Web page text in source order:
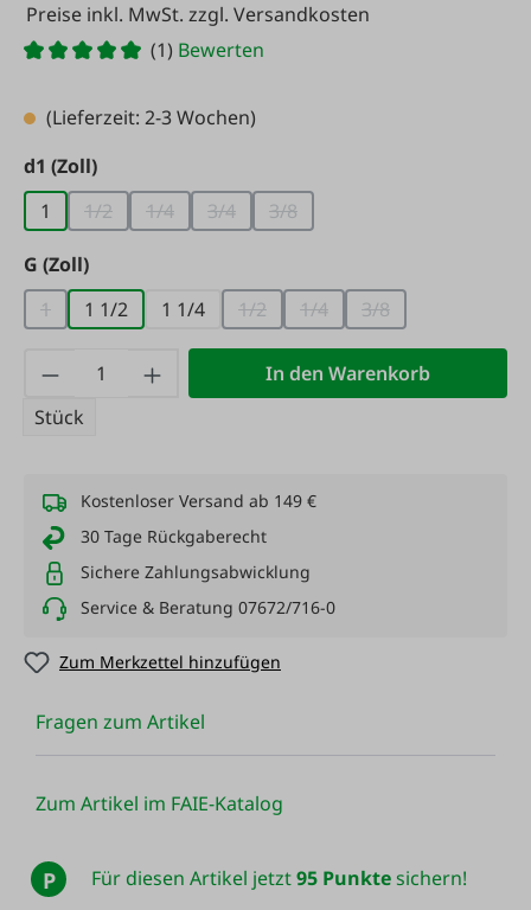
Preise inkl. MwSt. zzgl. Versandkosten
(1) Bewerten
(Lieferzeit: 2-3 Wochen)
d1 (Zoll)auswählen
1
1/2(Diese Option ist zurzeit nicht verfügbar.)
1/4(Diese Option ist zurzeit nicht verfügbar.)
3/4(Diese Option ist zurzeit nicht
3/8(Diese Option ist zurzeit nicht
G (Zoll)auswählen
1(Diese Option ist zurzeit nicht verfügbar.)
1 1/2 1 1/4 1/2(Diese Option ist zurzeit nicht
1/4(Diese Option ist zurzeit
3/8(Diese Option ist
Produkt Anzahl: Gib den gewünschten
Stück
In den Warenkorb
Kostenloser Versand ab 149 €
30 Tage Rückgaberecht
Sichere Zahlungsabwicklung
Service & Beratung 07672/716-0
Zum Merkzettel hinzufügen
Fragen zum Artikel
Zum Artikel im FAIE-Katalog
P Für diesen Artikel jetzt95 Punktesichern!